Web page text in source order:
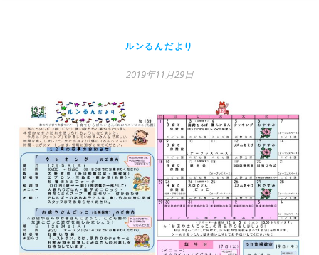
ルンるんだより
2019年11月29日